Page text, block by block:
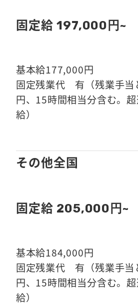
固定給 197,000円~
基本給177,000円
固定残業代 有（残業手当
円、15時間相当分含む。
給）
その他全国
固定給 205,000円~
基本給184,000円
固定残業代 有（残業手当
円、15時間相当分含む。
給）